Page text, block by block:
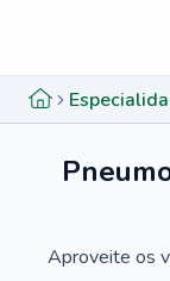
Aproveite os